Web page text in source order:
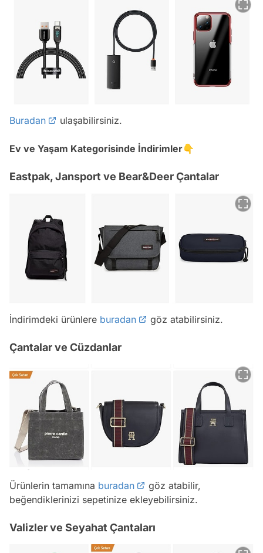
Buradan ulaşabilirsiniz.
Ev ve Yaşam Kategorisinde İndirimler👇
Eastpak, Jansport ve Bear&Deer Çantalar
İndirimdeki ürünlere buradan göz atabilirsiniz.
Çantalar ve Cüzdanlar
Ürünlerin tamamına buradan
göz atabilir,
beğendiklerinizi sepetinize ekleyebilirsiniz.
Valizler ve Seyahat Çantaları